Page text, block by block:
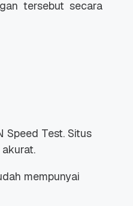
tersebut secara
Speed Test. Situs
mempunyai